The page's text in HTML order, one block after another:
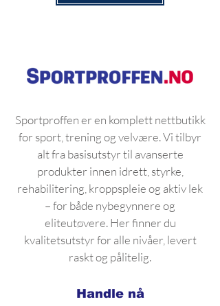
Sportproffen er en komplett nettbutikk
for sport, trening og velvære. Vi tilbyr
alt fra basisutstyr til avanserte
produkter innen idrett, styrke,
rehabilitering, kroppspleie og aktiv lek
– for både nybegynnere og
eliteutøvere. Her finner du
kvalitetsutstyr for alle nivåer, levert
raskt og pålitelig.
Handle nå